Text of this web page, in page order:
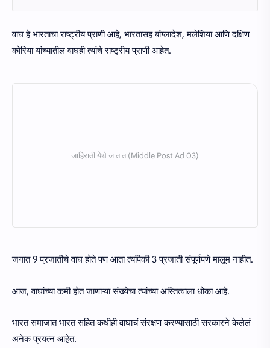
वाघ हे भारताचा राष्ट्रीय प्राणी आहे, भारतासह बांग्लादेश, मलेशिया आणि दक्षिण
कोरिया यांच्यातील वाघही त्यांचे राष्ट्रीय प्राणी आहेत.
जगात 9 प्रजातीचे वाघ होते पण आता त्यांपैकी 3 प्रजाती संपूर्णपणे मालूम नाहीत.
आज, वाघांच्या कमी होत जाणाऱ्या संख्येचा त्यांच्या अस्तित्वाला धोका आहे.
भारत समाजात भारत सहित कधीही वाघाचं संरक्षण करण्यासाठी सरकारने केलेलं
अनेक प्रयत्न आहेत.